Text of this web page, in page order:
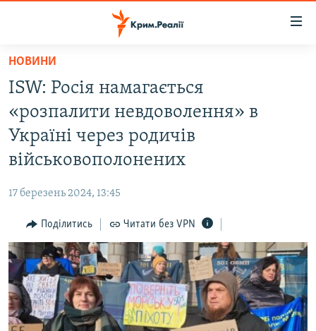
Перейти
основного
матеріалу
Перейти
до
основної
Перейти
пошуку
ВІДЕО ТА ФОТО
ПОЛІТИКА
ПОГЛЯД
ІНТЕРВ'Ю
ВСЕ ЗА ДЕНЬ
СПЕЦПРОЕКТИ
ДЕПОРТАЦІЯ
ЯК ОБІЙТИ БЛОКУВАННЯ
НОВИНИ
ISW: Росія намагається
«розпалити невдоволення» в
Україні через родичів
військовополонених
17 березень 2024, 13:45
Поділитись Читати без VPN